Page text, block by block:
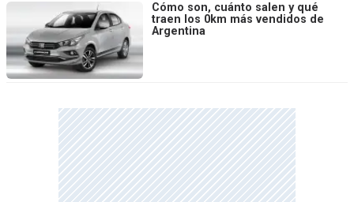
Cómo son, cuánto salen y qué
traen los 0km más vendidos de
Argentina